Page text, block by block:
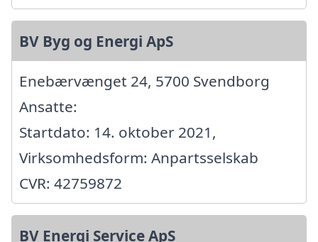
BV Byg og Energi ApS
Enebærvænget 24, 5700 Svendborg
Ansatte:
Startdato: 14. oktober 2021,
Virksomhedsform: Anpartsselskab
CVR: 42759872
BV Energi Service ApS